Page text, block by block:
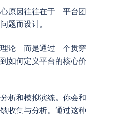
原因往往在于，平台团
题而设计。
论，而是通过一个贯穿
如何定义平台的核心价
析和模拟演练。你会和
收集与分析。通过这种